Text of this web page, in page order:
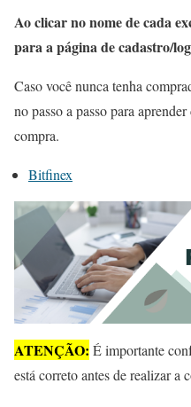
Ao clicar no nome de cada
para a página de cadastro/
Caso você nunca tenha
no passo a passo para
compra.
Bitfinex
ATENÇÃO: É importante
está correto antes de realizar a